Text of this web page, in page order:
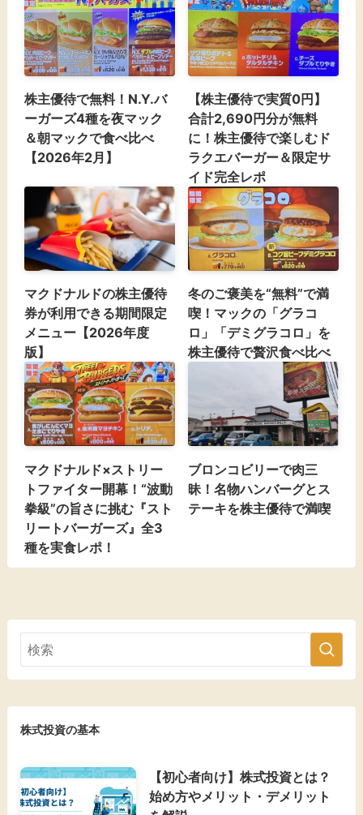
株主優待で無料！N.Y.バ
ーガーズ4種を夜マック
＆朝マックで食べ比べ
【2026年2月】
【株主優待で実質0円】
合計2,690円分が無料
に！株主優待で楽しむド
ラクエバーガー＆限定サ
イド完全レポ
マクドナルドの株主優待
券が利用できる期間限定
メニュー【2026年度
版】
冬のご褒美を“無料”で満
喫！マックの「グラコ
ロ」「デミグラコロ」を
株主優待で贅沢食べ比べ
マクドナルド×ストリー
トファイター開幕！“波動
拳級”の旨さに挑む『スト
リートバーガーズ』全3
種を実食レポ！
ブロンコビリーで肉三
昧！名物ハンバーグとス
テーキを株主優待で満喫
株式投資の基本
【初心者向け】株式投資とは？
始め方やメリット・デメリット